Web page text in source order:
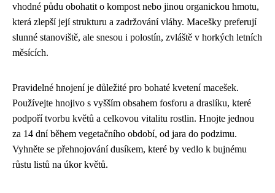
vhodné půdu obohatit o kompost nebo jinou organickou hmotu,
která zlepší její strukturu a zadržování vláhy. Macešky preferují
slunné stanoviště, ale snesou i polostín, zvláště v horkých letních
měsících.
Pravidelné hnojení je důležité pro bohaté kvetení macešek.
Používejte hnojivo s vyšším obsahem fosforu a draslíku, které
podpoří tvorbu květů a celkovou vitalitu rostlin. Hnojte jednou
za 14 dní během vegetačního období, od jara do podzimu.
Vyhněte se přehnojování dusíkem, které by vedlo k bujnému
růstu listů na úkor květů.